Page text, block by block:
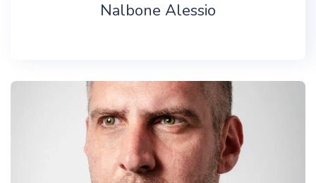
Nalbone Alessio